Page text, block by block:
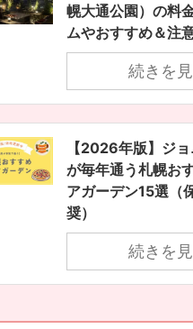
幌大通公園）の料
ムやおすすめ＆注
続きを
【2026年版】ジ
が毎年通う札幌お
アガーデン15選（
奨）
続きを